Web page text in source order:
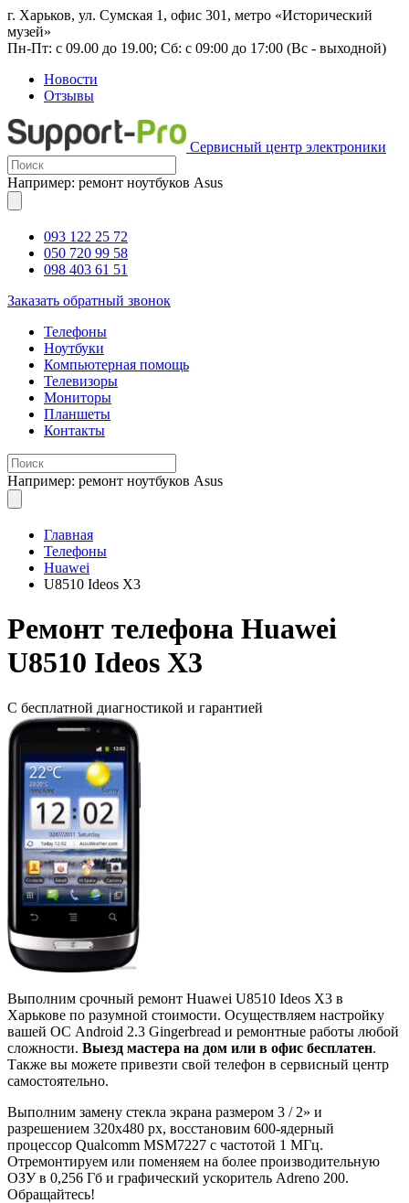
г. Харьков, ул. Сумская 1, офис 301, метро «Исторический
музей»
Пн-Пт: с 09.00 до 19.00; Сб: с 09:00 до 17:00 (Вс - выходной)
Новости
Отзывы
Сервисный центр электроники
Например: ремонт ноутбуков Asus
093 122 25 72
050 720 99 58
098 403 61 51
Заказать обратный звонок
Телефоны
Ноутбуки
Компьютерная помощь
Телевизоры
Мониторы
Планшеты
Контакты
Например: ремонт ноутбуков Asus
Главная
Телефоны
Huawei
U8510 Ideos X3
Ремонт телефона Huawei
U8510 Ideos X3
С бесплатной диагностикой и гарантией
Выполним срочный ремонт Huawei U8510 Ideos X3 в
Харькове по разумной стоимости. Осуществляем настройку
вашей ОС Android 2.3 Gingerbread и ремонтные работы любой
сложности. Выезд мастера на дом или в офис бесплатен.
Также вы можете привезти свой телефон в сервисный центр
самостоятельно.
Выполним замену стекла экрана размером 3 / 2» и
разрешением 320x480 px, восстановим 600-ядерный
процессор Qualcomm MSM7227 с частотой 1 МГц.
Отремонтируем или поменяем на более производительную
ОЗУ в 0,256 Гб и графический ускоритель Adreno 200.
Обращайтесь!